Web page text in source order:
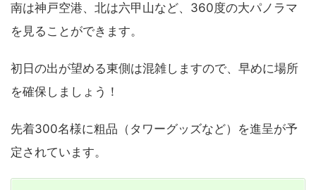
南は神戸空港、北は六甲山など、360度の大パノラマ
を見ることができます。
初日の出が望める東側は混雑しますので、早めに場所
を確保しましょう！
先着300名様に粗品（タワーグッズなど）を進呈が予
定されています。